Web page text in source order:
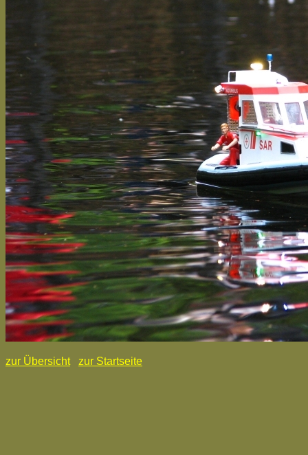
zur Übersicht zur Startseite